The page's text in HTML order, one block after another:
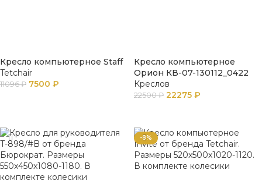
Кресло компьютерное Staff
Tetchair
11096₽ 7500 ₽
Кресло компьютерное
Орион КВ-07-130112_0422
Креслов
22500₽ 22275 ₽
-8%